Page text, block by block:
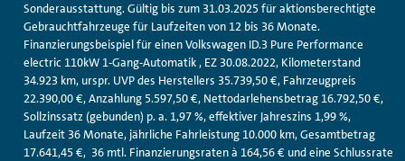
Sonderausstattung. Gültig bis zum 31.03.2025 für aktionsberechtigte
Gebrauchtfahrzeuge für Laufzeiten von 12 bis 36 Monate.
Finanzierungsbeispiel für einen Volkswagen ID.3 Pure Performance
electric 110kW 1-Gang-Automatik , EZ 30.08.2022, Kilometerstand
34.923 km, urspr. UVP des Herstellers 35.739,50 €, Fahrzeugpreis
22.390,00 €, Anzahlung 5.597,50 €, Nettodarlehensbetrag 16.792,50 €,
Sollzinssatz (gebunden) p. a. 1,97 %, effektiver Jahreszins 1,99 %,
Laufzeit 36 Monate, jährliche Fahrleistung 10.000 km, Gesamtbetrag
17.641,45 €, 36 mtl. Finanzierungsraten à 164,56 € und eine Schlussrate